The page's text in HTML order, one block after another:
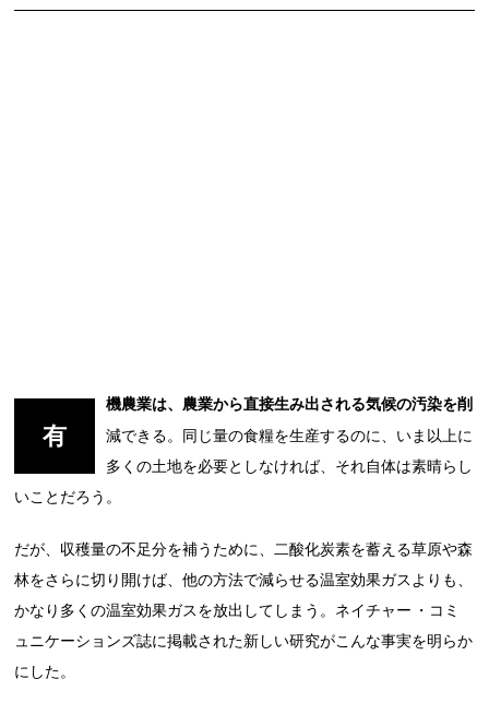
有
機農業は、農業から直接生み出される気候の汚染を削
減できる。同じ量の食糧を生産するのに、いま以上に
多くの土地を必要としなければ、それ自体は素晴らし
いことだろう。
だが、収穫量の不足分を補うために、二酸化炭素を蓄える草原や森
林をさらに切り開けば、他の方法で減らせる温室効果ガスよりも、
かなり多くの温室効果ガスを放出してしまう。ネイチャー ・コミ
ュニケーションズ誌に掲載された新しい研究がこんな事実を明らか
にした。